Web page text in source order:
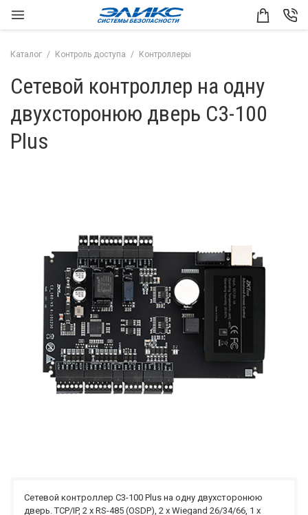
Каталог Контроль доступа Контроллеры
Сетевой контроллер на одну
двухсторонюю дверь С3-100
Plus
Сетевой контроллер С3-100 Plus на одну двухсторонюю
дверь. TCP/IP, 2 x RS-485 (OSDP), 2 x Wiegand 26/34/66, 1 x